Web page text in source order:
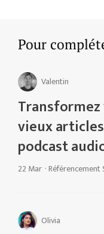
Pour
Valentin
Transformez
vieux
podcast
22 Mar ·Référencement
Olivia